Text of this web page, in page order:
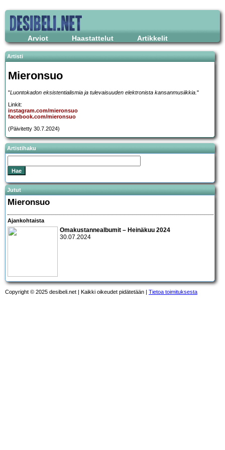
Arviot Haastattelut Artikkelit
Artisti
Mieronsuo
"Luontokadon eksistentialismia ja tulevaisuuden elektronista kansanmusiikkia."
Linkit:
instagram.com/mieronsuo
facebook.com/mieronsuo
(Päivitetty 30.7.2024)
Artistihaku
Jutut
Mieronsuo
Ajankohtaista
Omakustannealbumit – Heinäkuu 2024
30.07.2024
Copyright © 2025 desibeli.net | Kaikki oikeudet pidätetään | Tietoa toimituksesta